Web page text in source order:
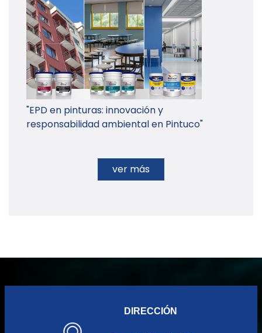
"EPD en pinturas: innovación y
responsabilidad ambiental en Pintuco"
ver más
DIRECCIÓN